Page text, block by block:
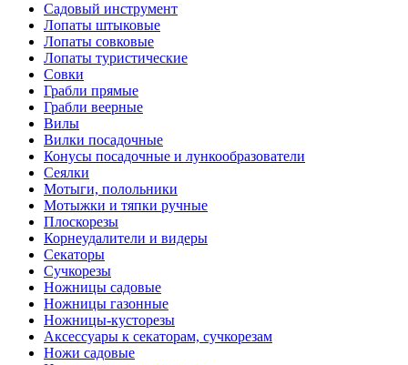
Садовый инструмент
Лопаты штыковые
Лопаты совковые
Лопаты туристические
Совки
Грабли прямые
Грабли веерные
Вилы
Вилки посадочные
Конусы посадочные и лункообразователи
Сеялки
Мотыги, полольники
Мотыжки и тяпки ручные
Плоскорезы
Корнеудалители и видеры
Секаторы
Сучкорезы
Ножницы садовые
Ножницы газонные
Ножницы-кусторезы
Аксессуары к секаторам, сучкорезам
Ножи садовые